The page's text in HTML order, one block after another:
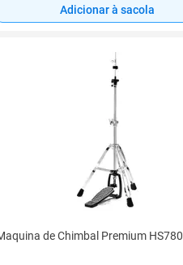
Adicionar à sacola
de Chimbal Premium HS780